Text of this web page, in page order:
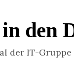
den
der IT-